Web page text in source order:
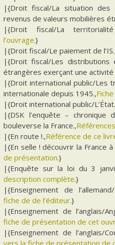
|{Droit fiscal/La situation des
revenus de valeurs mobilières
|{Droit fiscal/La
l’ouvrage.}
|{Droit fiscal/Le paiement de
|{Droit fiscal/Les distributions
étrangères exerçant une activité
|{Droit international public/Les
internationale depuis 1945.,
|{Droit international public/
|{DSK l’enquête – chronique
bouleverse la France.,
|{En route !.,Référence de ce
|{En selle ! découvrir la France à
de présentation.}
|{Enquête sur la loi du 3
description complète.}
|{Enseignement de l’allemand/
fiche de de l’éditeur.}
|{Enseignement de l’anglais/
fiche de présentation de cet
|{Enseignement de l’anglais/